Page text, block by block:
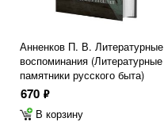
Анненков П. В. Литературные
воспоминания (Литературные
памятники русского быта)
670 ф
В корзину